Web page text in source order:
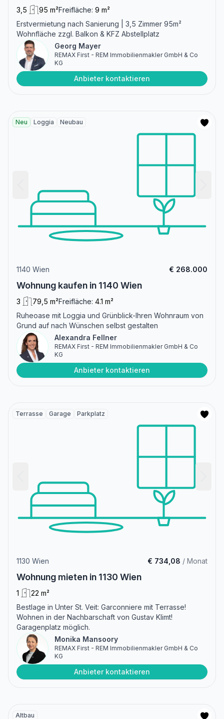
3,5 95 m²Freifläche: 9 m²
Erstvermietung nach Sanierung | 3,5 Zimmer 95m²
Wohnfläche zzgl. Balkon & KFZ Abstellplatz
Georg Mayer
REMAX First - REM Immobilienmakler GmbH & Co
KG
Anbieter kontaktieren
Neu Loggia Neubau
1140 Wien € 268.000
Wohnung kaufen in 1140 Wien
3 79,5 m²Freifläche: 4.1 m²
Ruheoase mit Loggia und Grünblick-Ihren Wohnraum von
Grund auf nach Wünschen selbst gestalten
Alexandra Fellner
REMAX First - REM Immobilienmakler GmbH & Co
KG
Anbieter kontaktieren
Terrasse Garage Parkplatz
1130 Wien € 734,08 / Monat
Wohnung mieten in 1130 Wien
1
22 m²
Bestlage in Unter St. Veit: Garconniere mit Terrasse!
Wohnen in der Nachbarschaft von Gustav Klimt!
Garagenplatz möglich.
Monika Mansoory
REMAX First - REM Immobilienmakler GmbH & Co
KG
Anbieter kontaktieren
Altbau